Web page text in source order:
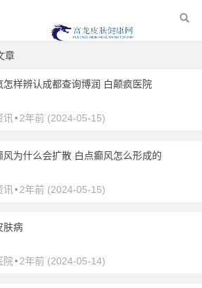
章
怎样辨认成都查询博润 白颠疯医院
讯 •2年前 (2024-05-15)
风为什么会扩散 白点癫风怎么形成的
讯 •2年前 (2024-05-15)
肤病
院•2年前 (2024-05-14)